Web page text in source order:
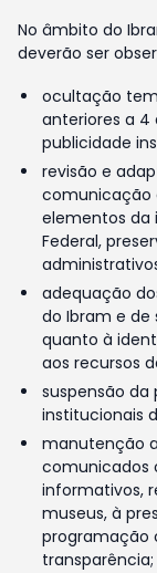
No âmbito do
deverão ser
ocultação
anteriores a 4
publicidade
revisão e
comunicação
elementos da
Federal,
adequação
do Ibram e de
quanto à
aos recursos
suspensão
institucionais
manutenção
comunicados
informativos,
museus, à
programação
transparência;